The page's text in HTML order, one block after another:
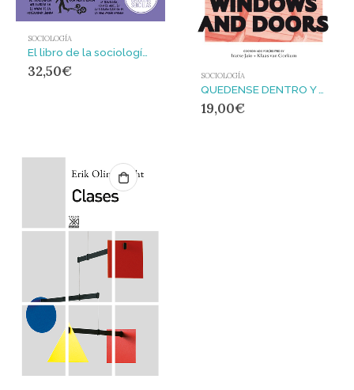
SOCIOLOGÍA
El libro de la sociología : GRANDES IDEAS,EXPLICACIONES SENCILLAS
32,50€ SOCIOLOGÍA
QUEDENSE DENTRO Y CIERREN LAS VENTANAS : Sociedad de consumo y apocalipsis zombi
19,00€